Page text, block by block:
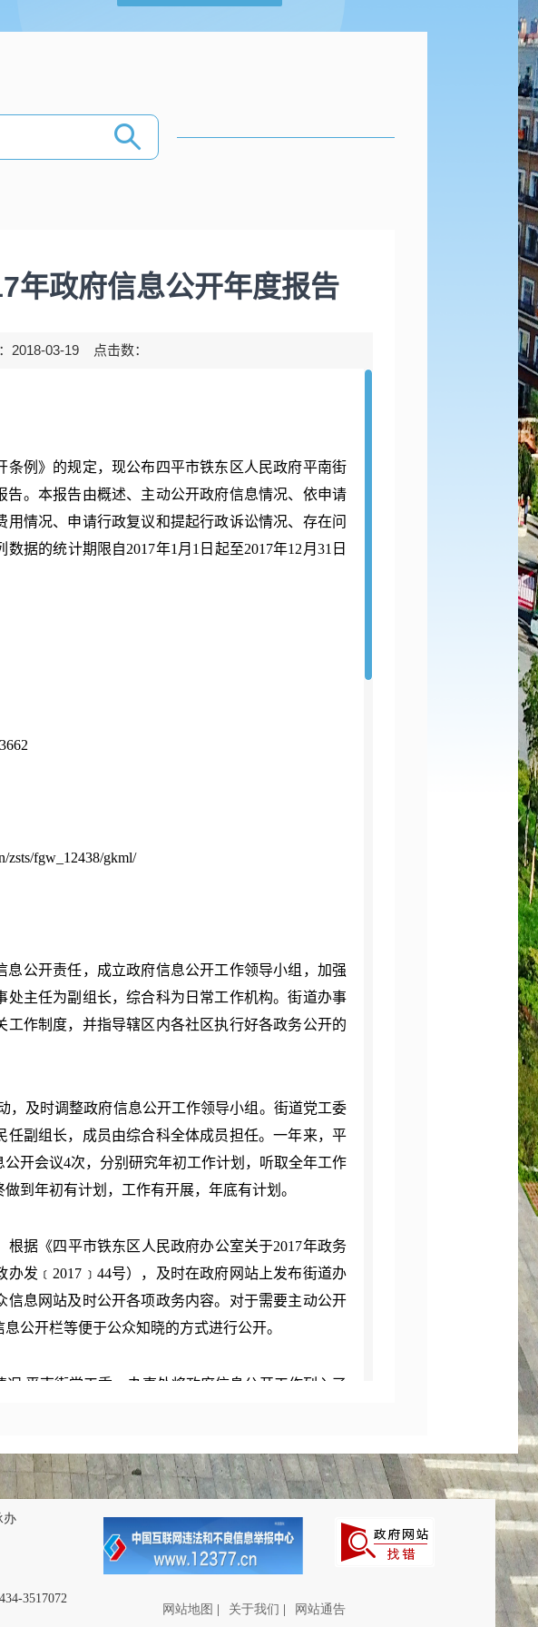
年政府信息公开年度报告
2018-03-19 点击数：
例》的规定，现公布四平市铁东区人民政府平南街
告。本报告由概述、主动公开政府信息情况、依申请
情况、申请行政复议和提起行政诉讼情况、存在问
据的统计期限自2017年1月1日起至2017年12月31日
fgw_12438/gkml/
公开责任，成立政府信息公开工作领导小组，加强
主任为副组长，综合科为日常工作机构。街道办事
作制度，并指导辖区内各社区执行好各政务公开的
，及时调整政府信息公开工作领导小组 。 街道党工委
任副组长，成员由综合科全体成员担任。一年来，平
开会议4次，分别研究年初工作计划，听取全年工作
到年初有计划，工作有开展，年底有计划。
据《四平市铁东区人民政府办公室关于2017年政务
发﹝2017﹞44号），及时在政府网站上发布街道办
息网站及时公开各项政务内容。对于需要主动公开
公开栏等便于公众知晓的方式进行公开。
.平南街党工委、办事处将政府信息公开工作列入了
进行，形成了职责分明、分工合理、各负其责、齐
政府信息情况.在主动公开方面，截止到2017年12